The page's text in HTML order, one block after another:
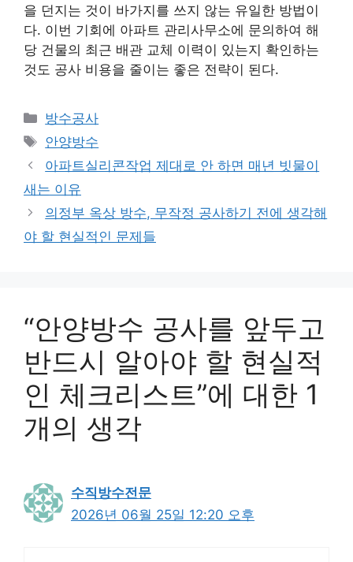
을 던지는 것이 바가지를 쓰지 않는 유일한 방법이
다. 이번 기회에 아파트 관리사무소에 문의하여 해
당 건물의 최근 배관 교체 이력이 있는지 확인하는
것도 공사 비용을 줄이는 좋은 전략이 된다.
카
테
리
방수공사
태
그
안양방수
아파트실리콘작업 제대로 안 하면 매년 빗물이
새는 이유
의정부 옥상 방수, 무작정 공사하기 전에 생각해
야 할 현실적인 문제들
“안양방수 공사를 앞두고
반드시 알아야 할 현실적
인 체크리스트”에 대한 1
개의 생각
수직방수전문
2026년 06월 25일 12:20 오후